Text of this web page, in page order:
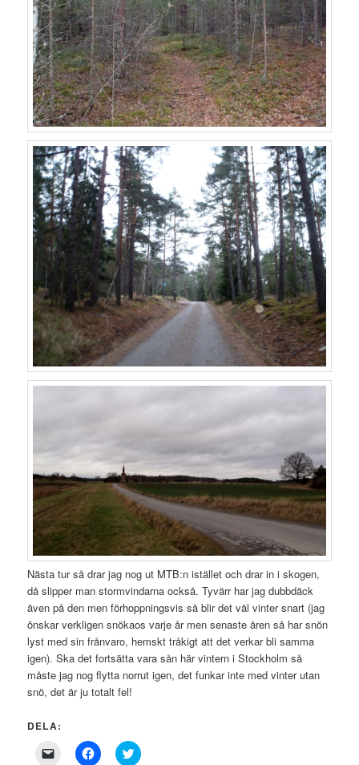
Nästa tur så drar jag nog ut MTB:n istället och drar in i skogen,
då slipper man stormvindarna också. Tyvärr har jag dubbdäck
även på den men förhoppningsvis så blir det väl vinter snart (jag
önskar verkligen snökaos varje år men senaste åren så har snön
lyst med sin frånvaro, hemskt tråkigt att det verkar bli samma
igen). Ska det fortsätta vara sån här vintern i Stockholm så
måste jag nog flytta norrut igen, det funkar inte med vinter utan
snö, det är ju totalt fel!
DELA:
Click
Click
to
Click
to